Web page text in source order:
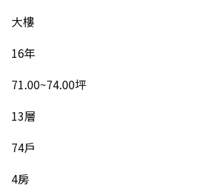
大樓
16年
71.00~74.00坪
13層
74戶
4房